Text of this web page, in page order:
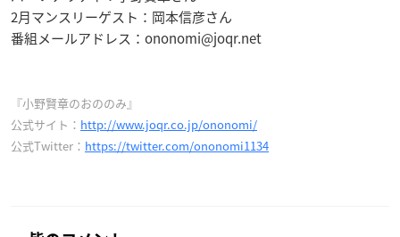
2月マンスリーゲスト：岡本信彦さん
番組メールアドレス： ononomi@joqr.net
『小野賢章のおののみ』
公式サイト： http://www.joqr.co.jp/ononomi/
公式Twitter： https://twitter.com/ononomi1134